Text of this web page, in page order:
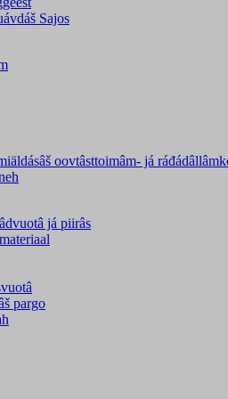
Sajos
oovtâsttoimâm- já
já piirâs
pargo